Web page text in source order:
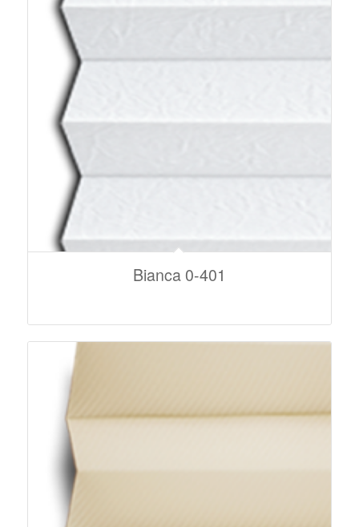
Bianca 0-401